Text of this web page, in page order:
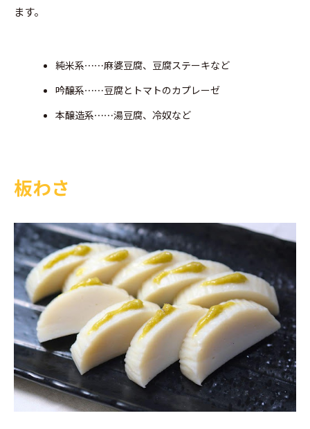
ます。
純米系⋯⋯麻婆豆腐、豆腐ステーキなど
吟醸系⋯⋯豆腐とトマトのカプレーゼ
本醸造系⋯⋯湯豆腐、冷奴など
板わさ